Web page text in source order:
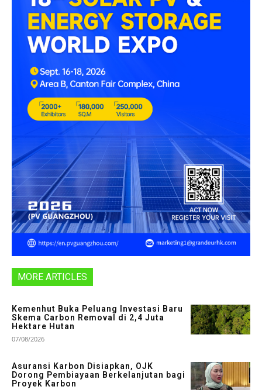
MORE ARTICLES
Kemenhut Buka Peluang Investasi Baru
Skema Carbon Removal di 2,4 Juta
Hektare Hutan
07/08/2026
Asuransi Karbon Disiapkan, OJK
Dorong Pembiayaan Berkelanjutan bagi
Proyek Karbon